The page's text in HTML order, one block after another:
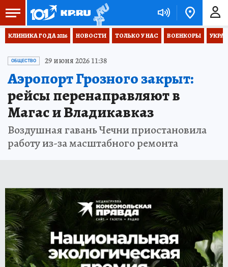
КЛИНИКА ГОДА 2026 НОВОСТИ ТОЛЬКО У НАС ВОЕНКОРЫ
ОБЩЕСТВО 29 июня 2026 11:38
Аэропорт Грозного закрыт:
рейсы перенаправляют в
Магас и Владикавказ
Воздушная гавань Чечни приостановила
работу из-за масштабного ремонта